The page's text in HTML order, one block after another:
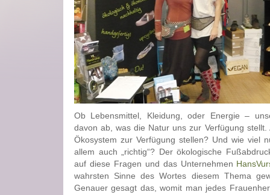
Ob Lebensmittel, Kleidung, oder Energie –
davon ab, was die Natur uns zur Verfügung
Ökosystem zur Verfügung stellen? Und wie viel
allem auch „richtig“? Der ökologische
auf diese Fragen und das Unternehmen
wahrsten Sinne des Wortes diesem Thema
Genauer gesagt das, womit man jedes